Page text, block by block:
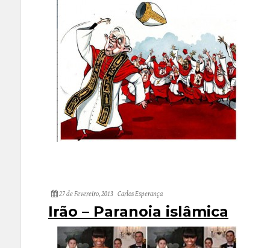
27 de Fevereiro, 2013 Carlos Esperança
Irão – Paranoia islâmica